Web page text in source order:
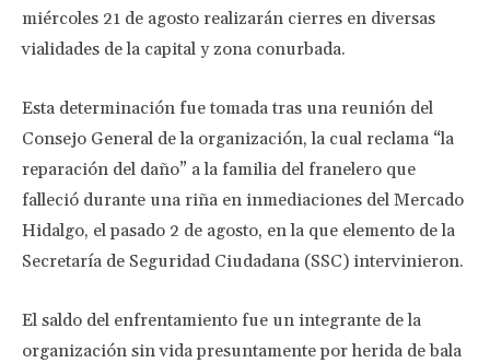
miércoles 21 de agosto realizarán cierres en diversas
vialidades de la capital y zona conurbada.
Esta determinación fue tomada tras una reunión del
Consejo General de la organización, la cual reclama “la
reparación del daño” a la familia del franelero que
falleció durante una riña en inmediaciones del Mercado
Hidalgo, el pasado 2 de agosto, en la que elemento de la
Secretaría de Seguridad Ciudadana (SSC) intervinieron.
El saldo del enfrentamiento fue un integrante de la
organización sin vida presuntamente por herida de bala